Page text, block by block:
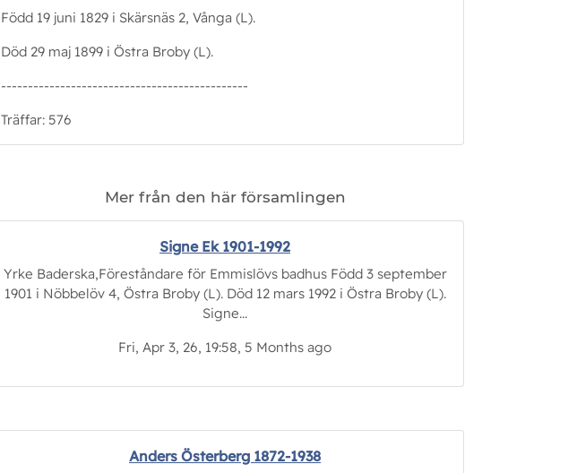
Född 19 juni 1829 i Skärsnäs 2, Vånga (L).
Död 29 maj 1899 i Östra Broby (L).
----------------------------------------------
Träffar: 576
Mer från den här församlingen
Signe Ek 1901-1992
Yrke Baderska,Föreståndare för Emmislövs badhus Född 3 september
1901 i Nöbbelöv 4, Östra Broby (L). Död 12 mars 1992 i Östra Broby (L).
Signe...
Fri, Apr 3, 26, 19:58, 5 Months ago
Anders Österberg 1872-1938